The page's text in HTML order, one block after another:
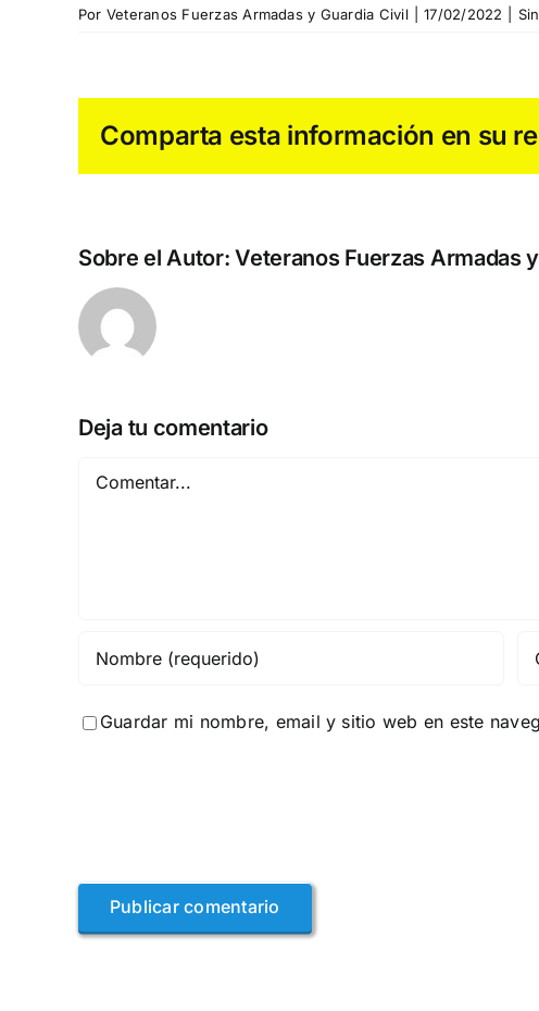
Por Veteranos Fuerzas Armadas y Guardia Civil 17/02/2022
Comparta esta información en su
Sobre el Autor:Veteranos Fuerzas Armadas
Deja tu comentario
Guardar mi nombre, email y sitio web en este